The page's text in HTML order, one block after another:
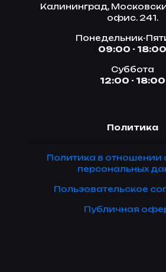
Калининград,
офис. 241.
Понедельник-
09:00 - 18:00
Суббота
12:00 - 18:00
Политика
Политика в отношении
персональных
Пользовательское
Публичная